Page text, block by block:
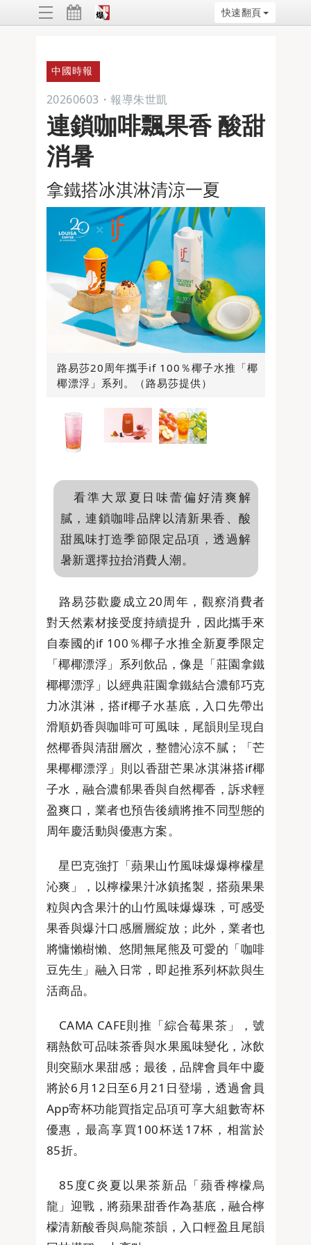
快速翻頁
中國時報
20260603 ・ 報導朱世凱
連鎖咖啡飄果香 酸甜
消暑
拿鐵搭冰淇淋清涼一夏
路易莎20周年攜手if 100％椰子水推「椰
椰漂浮」系列。（路易莎提供）
看準大眾夏日味蕾偏好清爽解
膩，連鎖咖啡品牌以清新果香、酸
甜風味打造季節限定品項，透過解
暑新選擇拉抬消費人潮。
路易莎歡慶成立20周年，觀察消費者
對天然素材接受度持續提升，因此攜手來
自泰國的if 100％椰子水推全新夏季限定
「椰椰漂浮」系列飲品，像是「莊園拿鐵
椰椰漂浮」以經典莊園拿鐵結合濃郁巧克
力冰淇淋，搭if椰子水基底，入口先帶出
滑順奶香與咖啡可可風味，尾韻則呈現自
然椰香與清甜層次，整體沁涼不膩；「芒
果椰椰漂浮」則以香甜芒果冰淇淋搭if椰
子水，融合濃郁果香與自然椰香，訴求輕
盈爽口，業者也預告後續將推不同型態的
周年慶活動與優惠方案。
星巴克強打「蘋果山竹風味爆爆檸檬星
沁爽」，以檸檬果汁冰鎮搖製，搭蘋果果
粒與內含果汁的山竹風味爆爆珠，可感受
果香與爆汁口感層層綻放；此外，業者也
將慵懶樹懶、悠閒無尾熊及可愛的「咖啡
豆先生」融入日常，即起推系列杯款與生
活商品。
CAMA CAFE則推「綜合莓果茶」，號
稱熱飲可品味茶香與水果風味變化，冰飲
則突顯水果甜感；最後，品牌會員年中慶
將於6月12日至6月21日登場，透過會員
App寄杯功能買指定品項可享大組數寄杯
優惠，最高享買100杯送17杯，相當於
85折。
85度C炎夏以果茶新品「蘋香檸檬烏
龍」迎戰，將蘋果甜香作為基底，融合檸
檬清新酸香與烏龍茶韻，入口輕盈且尾韻